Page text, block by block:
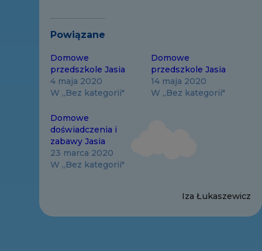
Powiązane
Domowe
przedszkole Jasia
4 maja 2020
W „Bez kategorii"
Domowe
przedszkole Jasia
14 maja 2020
W „Bez kategorii"
Domowe
doświadczenia i
zabawy Jasia
23 marca 2020
W „Bez kategorii"
Iza Łukaszewicz